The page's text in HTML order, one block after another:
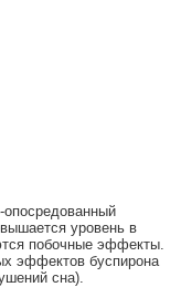
уровень в
побочные эффекты.
эффектов буспирона
сна).